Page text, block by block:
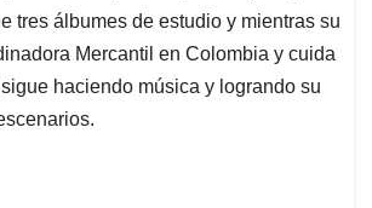
tres álbumes de estudio y mientras su
Mercantil en Colombia y cuida
haciendo música y logrando su